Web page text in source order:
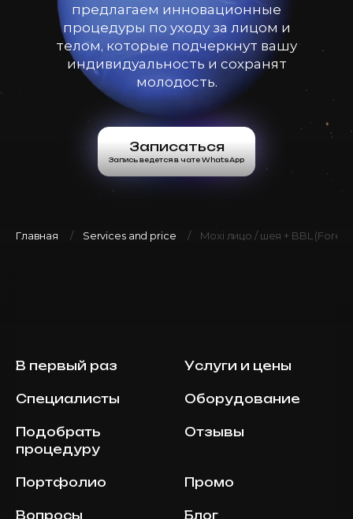
предлагаем инновационные
процедуры по уходу за лицом и
телом, которые подчеркнут вашу
индивидуальность и сохранят
молодость.
Записаться
Запись ведется в чате WhatsApp
Главная Services and price Moxi лицо / шея + BBL
В первый раз Услуги и цены
Специалисты Оборудование
Подобрать
процедуру
Отзывы
Портфолио Промо
Вопросы Блог